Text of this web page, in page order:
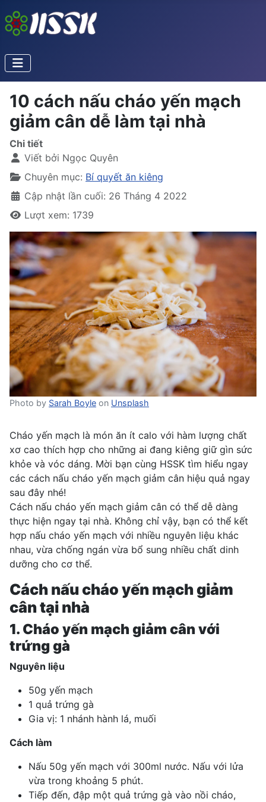
10 cách nấu cháo yến mạch
giảm cân dễ làm tại nhà
Chi tiết
Viết bởi Ngọc Quyên
Chuyên mục: Bí quyết ăn kiêng
Cập nhật lần cuối: 26 Tháng 4 2022
Lượt xem: 1739
Photo by Sarah Boyle on Unsplash
Cháo yến mạch là món ăn ít calo với hàm lượng chất
xơ cao thích hợp cho những ai đang kiêng giữ gìn sức
khỏe và vóc dáng. Mời bạn cùng HSSK tìm hiểu ngay
các cách nấu cháo yến mạch giảm cân hiệu quả ngay
sau đây nhé!
Cách nấu cháo yến mạch giảm cân có thể dễ dàng
thực hiện ngay tại nhà. Không chỉ vậy, bạn có thể kết
hợp nấu cháo yến mạch với nhiều nguyên liệu khác
nhau, vừa chống ngán vừa bổ sung nhiều chất dinh
dưỡng cho cơ thể.
Cách nấu cháo yến mạch giảm
cân tại nhà
1. Cháo yến mạch giảm cân với
trứng gà
Nguyên liệu
50g yến mạch
1 quả trứng gà
Gia vị: 1 nhánh hành lá, muối
Cách làm
Nấu 50g yến mạch với 300ml nước. Nấu với lửa
vừa trong khoảng 5 phút.
Tiếp đến, đập một quả trứng gà vào nồi cháo,